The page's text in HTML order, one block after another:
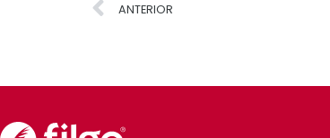
ANTERIOR